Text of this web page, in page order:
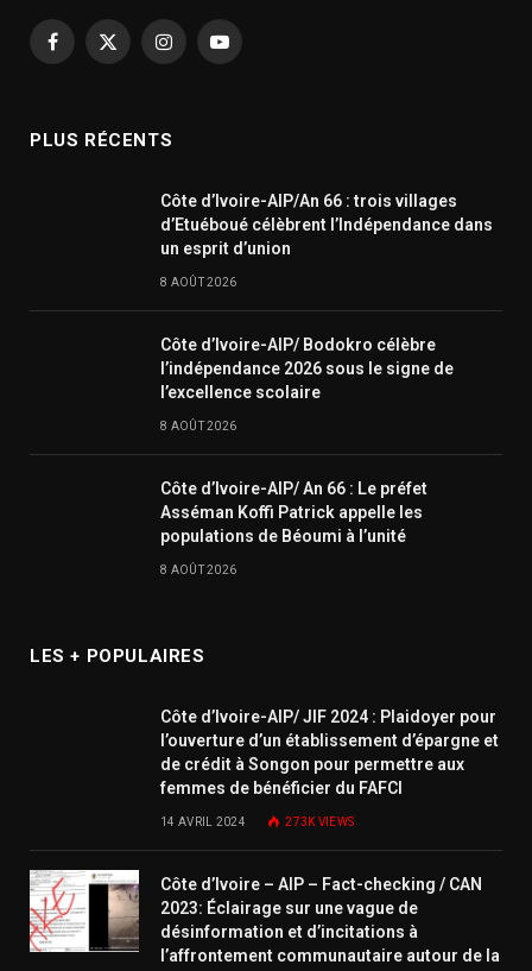
Facebook
X
InstagramYouTube
PLUS RÉCENTS
Côte d’Ivoire-AIP/An 66 : trois villages
d’Etuéboué célèbrent l’Indépendance dans
un esprit d’union
8 AOÛT 2026
Côte d’Ivoire-AIP/ Bodokro célèbre
l’indépendance 2026 sous le signe de
l’excellence scolaire
8 AOÛT 2026
Côte d’Ivoire-AIP/ An 66 : Le préfet
Asséman Koffi Patrick appelle les
populations de Béoumi à l’unité
8 AOÛT 2026
LES + POPULAIRES
Côte d’Ivoire-AIP/ JIF 2024 : Plaidoyer pour
l’ouverture d’un établissement d’épargne et
de crédit à Songon pour permettre aux
femmes de bénéficier du FAFCI
14 AVRIL 2024 273KVIEWS
Côte d’Ivoire – AIP – Fact-checking / CAN
2023: Éclairage sur une vague de
désinformation et d’incitations à
l’affrontement communautaire autour de la